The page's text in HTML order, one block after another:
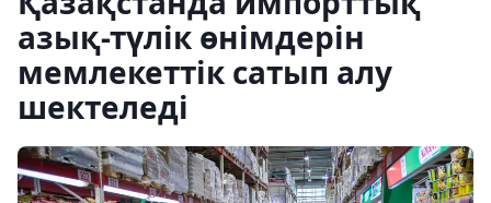
азық-түлік өнімдерін
мемлекеттік сатып алу
шектеледі